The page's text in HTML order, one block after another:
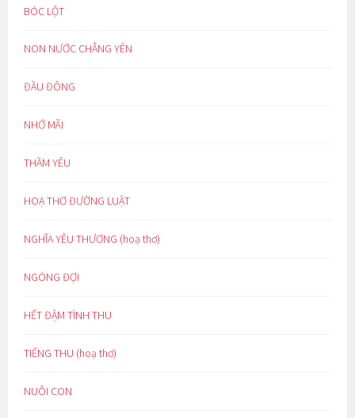
BÓC LỘT
NON NƯỚC CHẲNG YÊN
ĐẦU ĐÔNG
NHỚ MÃI
THẦM YÊU
HOẠ THƠ ĐƯỜNG LUẬT
NGHĨA YÊU THƯƠNG (hoạ thơ)
NGÓNG ĐỢI
HẾT ĐẬM TÌNH THU
TIẾNG THU (hoạ thơ)
NUÔI CON